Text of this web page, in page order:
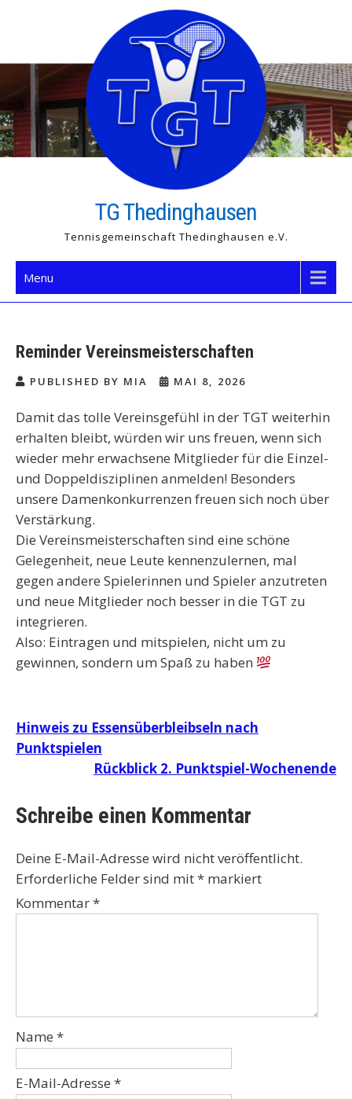
TG Thedinghausen
Tennisgemeinschaft Thedinghausen e.V.
Menu
Reminder Vereinsmeisterschaften
PUBLISHED BY MIA MAI 8, 2026
Damit das tolle Vereinsgefühl in der TGT weiterhin
erhalten bleibt, würden wir uns freuen, wenn sich
wieder mehr erwachsene Mitglieder für die Einzel-
und Doppeldisziplinen anmelden! Besonders
unsere Damenkonkurrenzen freuen sich noch über
Verstärkung.
Die Vereinsmeisterschaften sind eine schöne
Gelegenheit, neue Leute kennenzulernen, mal
gegen andere Spielerinnen und Spieler anzutreten
und neue Mitglieder noch besser in die TGT zu
integrieren.
Also: Eintragen und mitspielen, nicht um zu
gewinnen, sondern um Spaß zu haben
Beitragsnavigation
Hinweis zu Essensüberbleibseln nach
Punktspielen
Rückblick 2. Punktspiel-Wochenende
Schreibe einen Kommentar
Deine E-Mail-Adresse wird nicht veröffentlicht.
Erforderliche Felder sind mit* markiert
Kommentar*
Name *
E-Mail-Adresse *